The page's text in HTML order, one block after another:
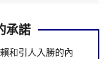
承諾
和引人入勝的內